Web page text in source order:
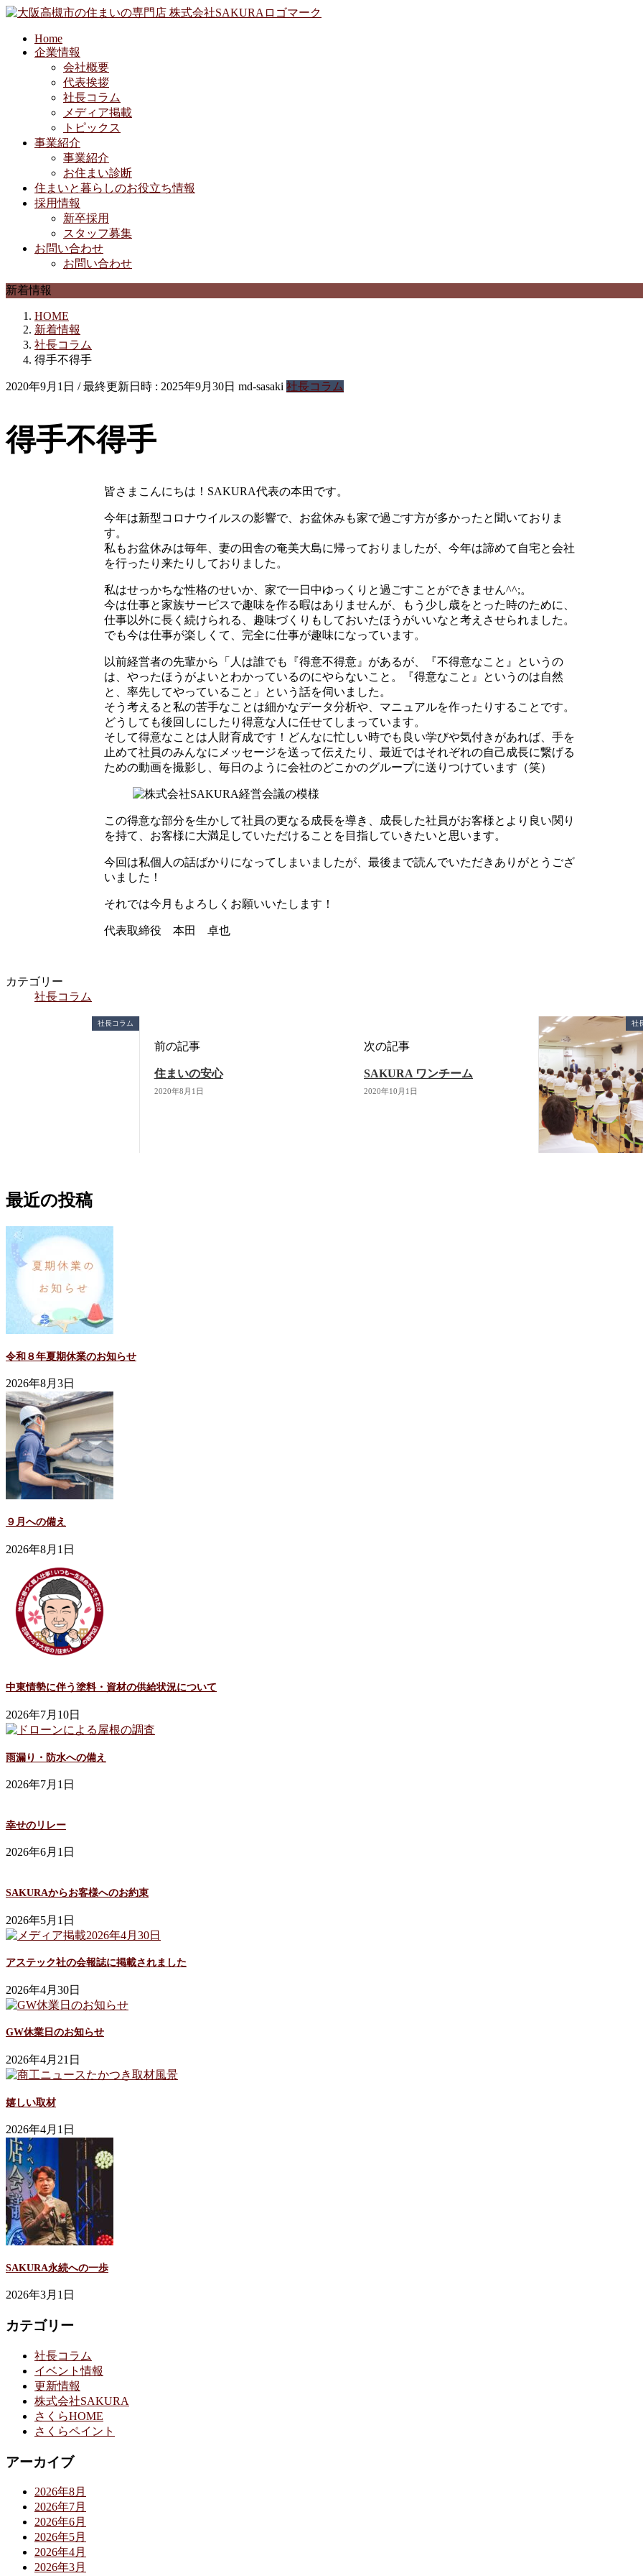
Home
企業情報
会社概要
代表挨拶
社長コラム
メディア掲載
トピックス
事業紹介
事業紹介
お住まい診断
住まいと暮らしのお役立ち情報
採用情報
新卒採用
スタッフ募集
お問い合わせ
お問い合わせ
新着情報
HOME
新着情報
社長コラム
得手不得手
2020年9月1日 / 最終更新日時 : 2025年9月30日 md-sasaki 社長コラム
得手不得手
皆さまこんにちは！SAKURA代表の本田です。
今年は新型コロナウイルスの影響で、お盆休みも家で過ごす方が多かったと聞いておりま
す。
私もお盆休みは毎年、妻の田舎の奄美大島に帰っておりましたが、今年は諦めて自宅と会社
を行ったり来たりしておりました。
私はせっかちな性格のせいか、家で一日中ゆっくりと過ごすことができません^^;。
今は仕事と家族サービスで趣味を作る暇はありませんが、もう少し歳をとった時のために、
仕事以外に長く続けられる、趣味づくりもしておいたほうがいいなと考えさせられました。
でも今は仕事が楽しくて、完全に仕事が趣味になっています。
以前経営者の先輩から「人は誰でも『得意不得意』があるが、『不得意なこと』というの
は、やったほうがよいとわかっているのにやらないこと。『得意なこと』というのは自然
と、率先してやっていること」という話を伺いました。
そう考えると私の苦手なことは細かなデータ分析や、マニュアルを作ったりすることです。
どうしても後回しにしたり得意な人に任せてしまっています。
そして得意なことは人財育成です！どんなに忙しい時でも良い学びや気付きがあれば、手を
止めて社員のみんなにメッセージを送って伝えたり、最近ではそれぞれの自己成長に繋げる
ための動画を撮影し、毎日のように会社のどこかのグループに送りつけています（笑）
この得意な部分を生かして社員の更なる成長を導き、成長した社員がお客様とより良い関り
を持て、お客様に大満足していただけることを目指していきたいと思います。
今回は私個人の話ばかりになってしまいましたが、最後まで読んでいただきありがとうござ
いました！
それでは今月もよろしくお願いいたします！
代表取締役 本田 卓也
カテゴリー
社長コラム
社長コラム
前の記事
住まいの安心
2020年8月1日
社
次の記事
SAKURA ワンチーム
2020年10月1日
最近の投稿
令和８年夏期休業のお知らせ
2026年8月3日
９月への備え
2026年8月1日
中東情勢に伴う塗料・資材の供給状況について
2026年7月10日
雨漏り・防水への備え
2026年7月1日
幸せのリレー
2026年6月1日
SAKURAからお客様へのお約束
2026年5月1日
アステック社の会報誌に掲載されました
2026年4月30日
GW休業日のお知らせ
2026年4月21日
嬉しい取材
2026年4月1日
SAKURA永続への一歩
2026年3月1日
カテゴリー
社長コラム
イベント情報
更新情報
株式会社SAKURA
さくらHOME
さくらペイント
アーカイブ
2026年8月
2026年7月
2026年6月
2026年5月
2026年4月
2026年3月